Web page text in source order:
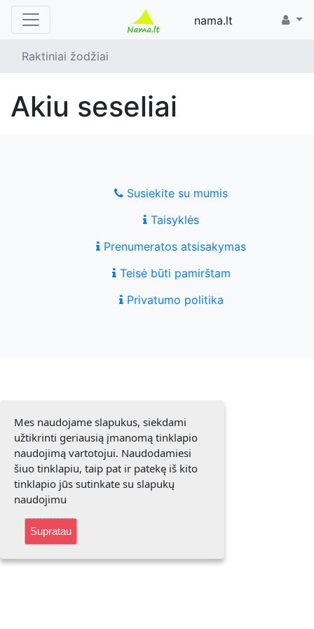
nama.lt
Raktiniai žodžiai
akiu seseliai
Susiekite su mumis
Taisyklės
Prenumeratos atsisakymas
Teisė būti pamirštam
Privatumo politika
Mes naudojame slapukus, siekdami
užtikrinti geriausią įmanomą tinklapio
naudojimą vartotojui. Naudodamiesi
šiuo tinklapiu, taip pat ir patekę iš kito
tinklapio jūs sutinkate su slapukų
naudojimu
Supratau